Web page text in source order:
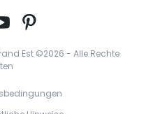
Est ©2026 - Alle Rechte